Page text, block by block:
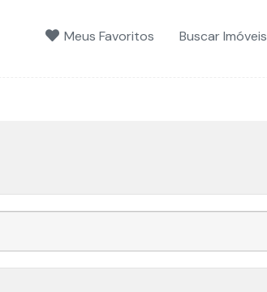
Meus Favoritos Buscar Imóveis